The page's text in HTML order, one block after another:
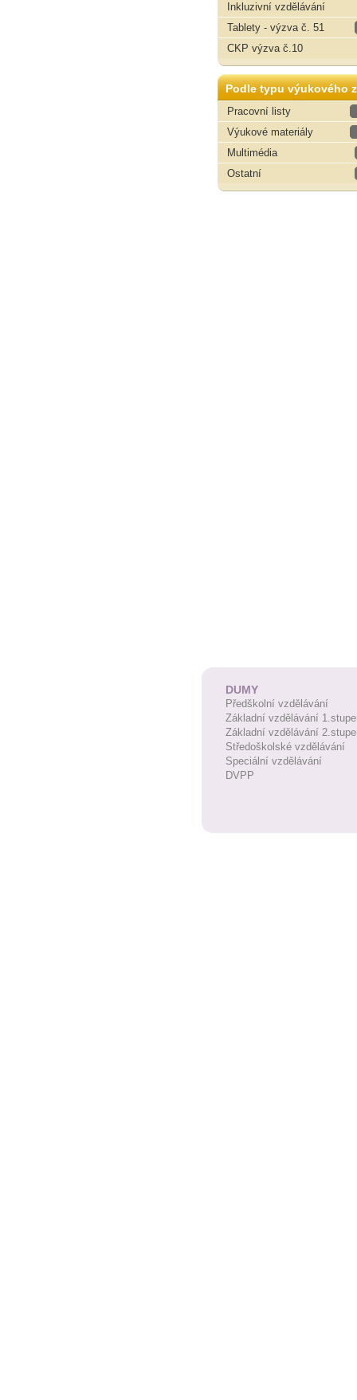
Inkluzivní vzdělávání
Tablety - výzva č. 51
CKP výzva č.10
Podle typu výukového
Pracovní listy
Výukové materiály
Multimédia
Ostatní
DUMY
Předškolní vzdělávání
Základní vzdělávání
Základní vzdělávání
Středoškolské vzdělávání
Speciální vzdělávání
DVPP